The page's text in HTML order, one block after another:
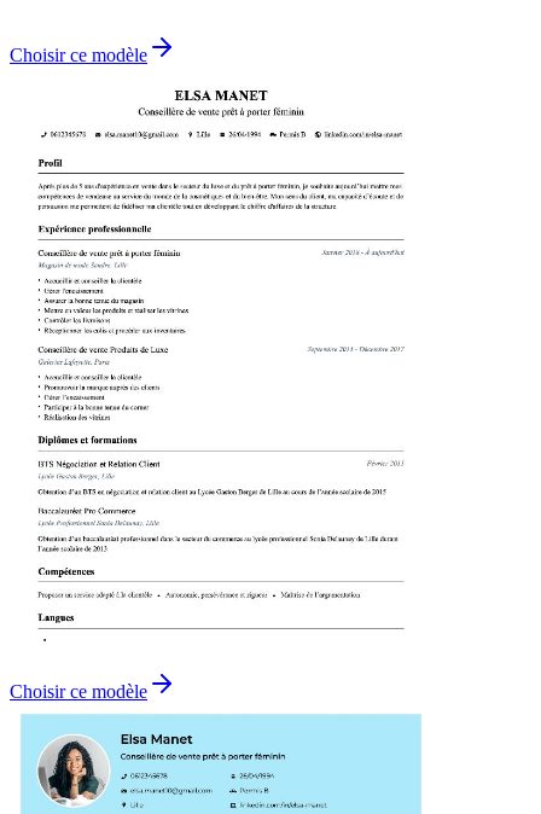
Choisir ce modèle
Choisir ce modèle